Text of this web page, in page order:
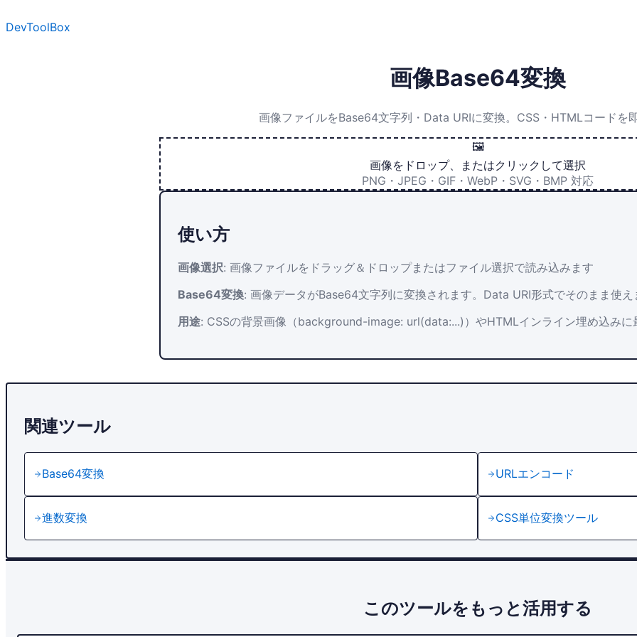
DevToolBox
画像Base64変換
画像ファイルをBase64文字列・Data URIに変換。CSS・HTMLコードを即
🖼️
画像をドロップ、またはクリックして選択
PNG・JPEG・GIF・WebP・SVG・BMP 対応
使い方
画像選択: 画像ファイルをドラッグ＆ドロップまたはファイル選択で読み込みます
Base64変換: 画像データがBase64文字列に変換されます。Data URI形式でそのまま使え
用途: CSSの背景画像（background-image: url(data:...)）やHTMLインライン埋め込みに
関連ツール
Base64変換 URLエンコード
進数変換 CSS単位変換ツール
このツールをもっと活用する